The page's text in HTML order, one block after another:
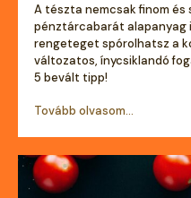
A tészta nemcsak finom és
pénztárcabarát alapanyag
rengeteget spórolhatsz a
változatos, ínycsiklandó
5 bevált tipp!
Tovább olvasom...